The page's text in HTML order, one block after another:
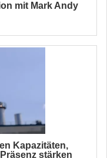
mit Mark Andy
Kapazitäten,
stärken